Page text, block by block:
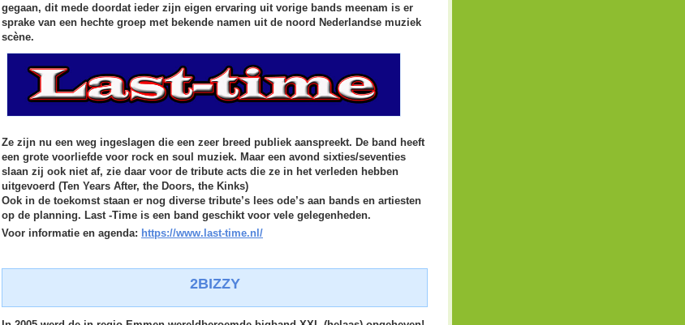
gegaan, dit mede doordat ieder zijn eigen ervaring uit vorige bands meenam is er
sprake van een hechte groep met bekende namen uit de noord Nederlandse muziek
scène.
Ze zijn nu een weg ingeslagen die een zeer breed publiek aanspreekt. De band heeft
een grote voorliefde voor rock en soul muziek. Maar een avond sixties/seventies
slaan zij ook niet af, zie daar voor de tribute acts die ze in het verleden hebben
uitgevoerd (Ten Years After, the Doors, the Kinks)
Ook in de toekomst staan er nog diverse tribute’s lees ode’s aan bands en artiesten
op de planning. Last -Time is een band geschikt voor vele gelegenheden.
Voor informatie en agenda: https://www.last-time.nl/
2BIZZY